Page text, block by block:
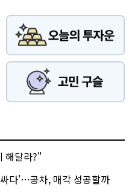
해달라?"
다'…공차, 매각 성공할까